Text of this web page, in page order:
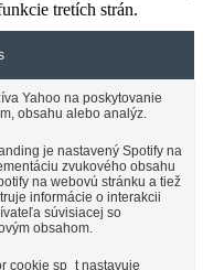
tretích strán.
Yahoo na poskytovanie
obsahu alebo analýz.
je nastavený Spotify na
zvukového obsahu
na webovú stránku a tiež
informácie o interakcii
súvisiacej so
obsahom.
cookie sp_t nastavuje